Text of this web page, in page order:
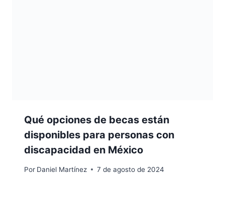
Qué opciones de becas están
disponibles para personas con
discapacidad en México
Por Daniel Martínez 7 de agosto de 2024